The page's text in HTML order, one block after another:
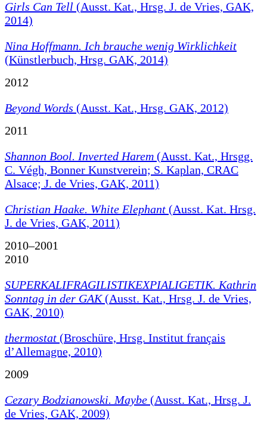
Girls Can Tell (Ausst. Kat., Hrsg. J. de Vries, GAK,
2014)
Nina Hoffmann. Ich brauche wenig Wirklichkeit
(Künstlerbuch, Hrsg. GAK, 2014)
2012
Beyond Words (Ausst. Kat., Hrsg. GAK, 2012)
2011
Shannon Bool. Inverted Harem (Ausst. Kat., Hrsgg.
C. Végh, Bonner Kunstverein; S. Kaplan, CRAC
Alsace; J. de Vries, GAK, 2011)
Christian Haake. White Elephant (Ausst. Kat. Hrsg.
J. de Vries, GAK, 2011)
2010–2001
2010
SUPERKALIFRAGILISTIKEXPIALIGETIK. Kathrin
Sonntag in der GAK(Ausst. Kat., Hrsg. J. de Vries,
GAK, 2010)
thermostat (Broschüre, Hrsg. Institut français
d’Allemagne, 2010)
2009
Cezary Bodzianowski. Maybe (Ausst. Kat., Hrsg. J.
de Vries, GAK, 2009)